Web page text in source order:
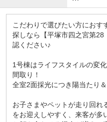
こだわりで選びたい方におす
探しなら【平塚市四之宮第
認ください♪
1号棟はライフスタイルの変
間取り！
全室2面採光につき陽当たり
お子さまやペットが走り回れ
をお迎えしやすく、来客が多